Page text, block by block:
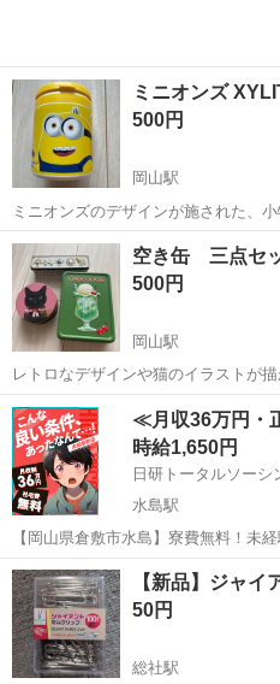
ミニオンズ
500円
岡山駅
ミニオンズのデザインが施された、
用できるプラスチック製ボトル容器
ボトルです。 - キャラクター: ミニオンズ - 素材: プラスチック - 用途:
小物入れ・容...
岡山 岡山市 岡山駅 その他
空き缶 三点セ
500円
岡山駅
レトロなデザインや猫のイラストが
ンに最適なスチール製の空き缶3点セットです。 - 素
状: 長方形および円形 - デザイン: メ
チーフ 素人...
岡山 岡山市 岡山駅 その他
≪月収36万円・
時給1,650円
日研トータルソーシ
水島駅
【岡山県倉敷市水島】寮費無料！未
《お仕事No.NS0089》 お仕事について 車の組立作業です。専用レール
に乗って流れてくる車の骨組みに、
り・ドア・シートなどの各...
岡山 倉敷市 水島駅 その他
【新品】ジャ
50円
総社駅